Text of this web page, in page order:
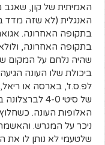
האמיתית של קון, שאגב
האנגלית (לא שזה מדד
בתקופה האחרונה.
בתקופה האחרונה,
שהיה נלחם על המקום
ביכולת שלו העונה
לפ.ס.ז', בארסה או
של סיטי 4-0
האלופות העונה.
ניכר על המגרש.
שלטעמי לא נותן לו את